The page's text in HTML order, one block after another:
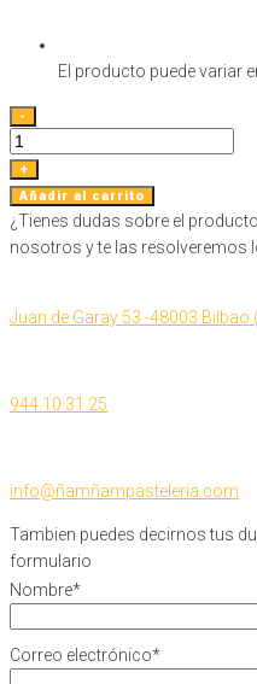
El producto puede variar
Mini
tarta
de
Fresa
cantidad
-
+
Añadir al carrito
¿Tienes dudas sobre el
nosotros y te las resolveremos
Juan de Garay 53 -48003 Bilbao
944 10 31 25
info@ñamñampasteleria.com
Tambien puedes decirnos tus
formulario
Nombre*
Correo electrónico*